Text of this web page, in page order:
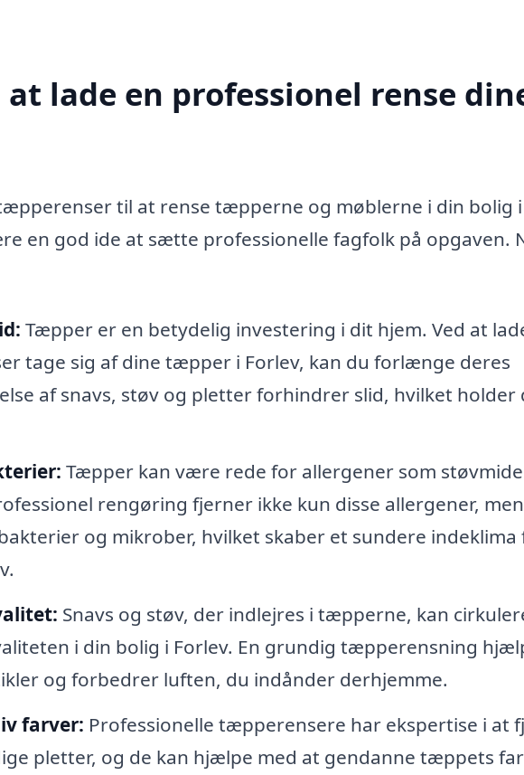
lade en professionel rense
til at rense tæpperne og møblerne i din bolig i
en god ide at sætte professionelle fagfolk på opgaven.
Tæpper er en betydelig investering i dit hjem. Ved at
tage sig af dine tæpper i Forlev, kan du forlænge deres
af snavs, støv og pletter forhindrer slid, hvilket holder
Tæpper kan være rede for allergener som
rengøring fjerner ikke kun disse allergener, men
og mikrober, hvilket skaber et sundere indeklima
Snavs og støv, der indlejres i tæpperne, kan
i din bolig i Forlev. En grundig tæpperensning
og forbedrer luften, du indånder derhjemme.
farver: Professionelle tæpperensere har ekspertise i at
pletter, og de kan hjælpe med at gendanne tæppets